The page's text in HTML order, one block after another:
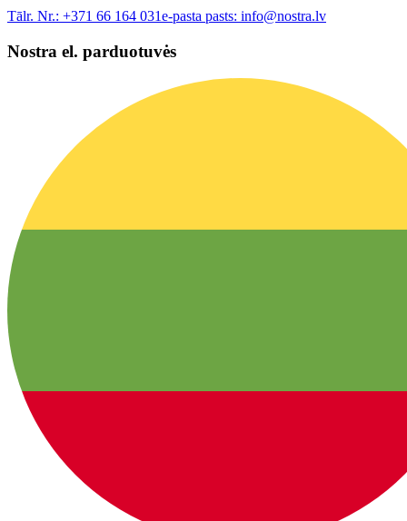
Tālr. Nr.: +371 66 164 031e-pasta pasts: info@nostra.lv
Nostra el. parduotuvės